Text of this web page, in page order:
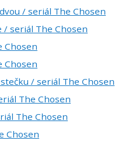
/ seriál The Chosen
/ seriál The Chosen
Chosen
Chosen
/ seriál The Chosen
The Chosen
The Chosen
Chosen